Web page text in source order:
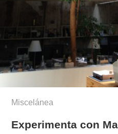
Miscelánea
Experimenta con